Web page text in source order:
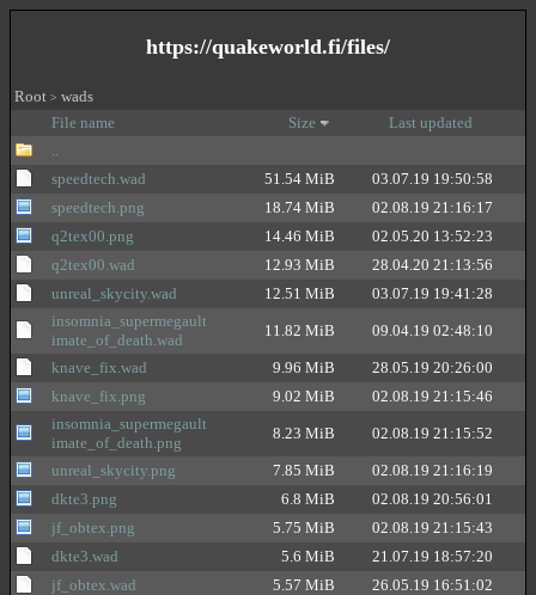
https://quakeworld.fi/files/
Root > wads
File name
Size
Last updated
..
speedtech.wad
51.54 MiB
03.07.19 19:50:58
speedtech.png
18.74 MiB
02.08.19 21:16:17
q2tex00.png
14.46 MiB
02.05.20 13:52:23
q2tex00.wad
12.93 MiB
28.04.20 21:13:56
unreal_skycity.wad
12.51 MiB
03.07.19 19:41:28
insomnia_supermegault
imate_of_death.wad
11.82 MiB 09.04.19 02:48:10
knave_fix.wad 9.96 MiB
28.05.19 20:26:00
knave_fix.png
9.02 MiB
02.08.19 21:15:46
insomnia_supermegault
imate_of_death.png
8.23 MiB 02.08.19 21:15:52
unreal_skycity.png 7.85 MiB
02.08.19 21:16:19
dkte3.png
6.8 MiB
02.08.19 20:56:01
jf_obtex.png
5.75 MiB
02.08.19 21:15:43
dkte3.wad
5.6 MiB
21.07.19 18:57:20
jf_obtex.wad
5.57 MiB
26.05.19 16:51:02